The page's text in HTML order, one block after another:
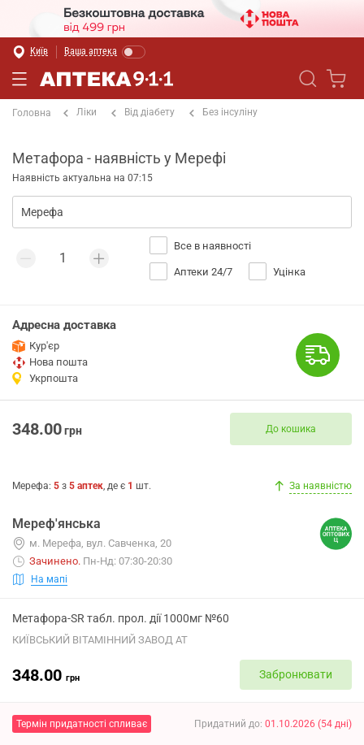
Київ Ваша аптека
Головна Ліки Від діабету Без інсуліну
Метафора - наявність у Мерефі
Наявність актуальна на 07:15
Все в наявності
Аптеки 24/7 Уцінка
Адресна доставка
Кур'єр
Нова пошта
Укрпошта
348.00грн До кошика
Мерефа: 5 з 5 аптек, де є 1 шт. За наявністю
Мереф'янська
м. Мерефа, вул. Савченка, 20
Зачинено. Пн-Нд: 07:30-20:30
На мапі
Метафора-SR табл. прол. дії 1000мг №60
КИЇВСЬКИЙ ВІТАМІННИЙ ЗАВОД АТ
348.00 грн Забронювати
Термін придатності спливає Придатний до: 01.10.2026 (54 дні)